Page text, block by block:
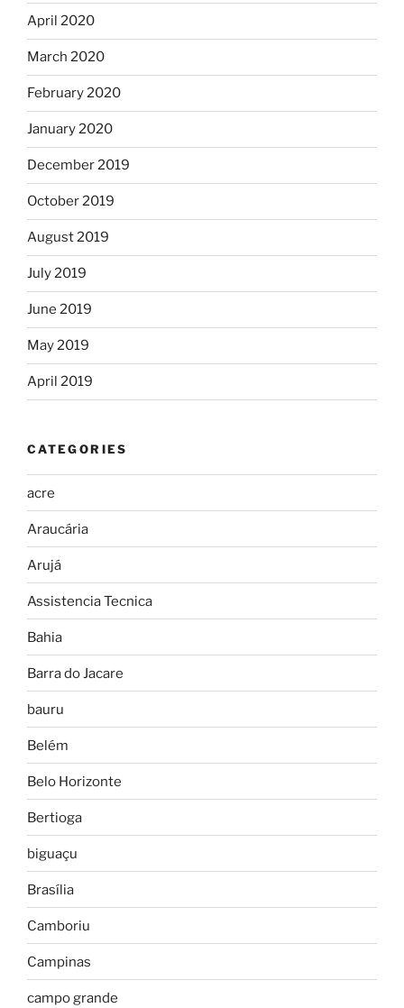
April 2020
March 2020
February 2020
January 2020
December 2019
October 2019
August 2019
July 2019
June 2019
May 2019
April 2019
CATEGORIES
acre
Araucária
Arujá
Assistencia Tecnica
Bahia
Barra do Jacare
bauru
Belém
Belo Horizonte
Bertioga
biguaçu
Brasília
Camboriu
Campinas
campo grande